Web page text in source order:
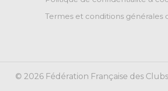
Termes et conditions générales
© 2026 Fédération Française des